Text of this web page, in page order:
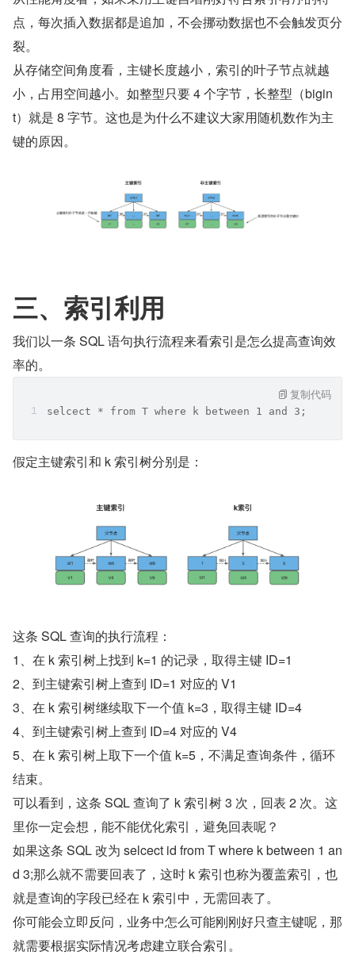
点，每次插入数据都是追加，不会挪动数据也不会触发页分
裂。
从存储空间角度看，主键长度越小，索引的叶子节点就越
小，占用空间越小。如整型只要 4 个字节，长整型（bigin
t）就是 8 字节。这也是为什么不建议大家用随机数作为主
键的原因。
三、索引利用
我们以一条 SQL 语句执行流程来看索引是怎么提高查询效
率的。
selcect * from T where k between 1 and 3;
复制代码
假定主键索引和 k 索引树分别是：
这条 SQL 查询的执行流程：
1、在 k 索引树上找到 k=1 的记录，取得主键 ID=1
2、到主键索引树上查到 ID=1 对应的 V1
3、在 k 索引树继续取下一个值 k=3，取得主键 ID=4
4、到主键索引树上查到 ID=4 对应的 V4
5、在 k 索引树上取下一个值 k=5，不满足查询条件，循环
结束。
可以看到，这条 SQL 查询了 k 索引树 3 次，回表 2 次。这
里你一定会想，能不能优化索引，避免回表呢？
如果这条 SQL 改为 selcect id from T where k between 1 an
d 3;那么就不需要回表了，这时 k 索引也称为覆盖索引，也
就是查询的字段已经在 k 索引中，无需回表了。
你可能会立即反问，业务中怎么可能刚刚好只查主键呢，那
就需要根据实际情况考虑建立联合索引。